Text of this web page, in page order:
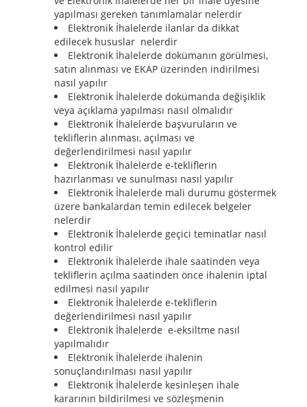
yapılması gereken tanımlamalar nelerdir
Elektronik İhalelerde ilanlar da dikkat
edilecek hususlar nelerdir
Elektronik İhalelerde dokümanın görülmesi,
satın alınması ve EKAP üzerinden indirilmesi
nasıl yapılır
Elektronik İhalelerde dokümanda değişiklik
veya açıklama yapılması nasıl olmalıdır
Elektronik İhalelerde başvuruların ve
tekliflerin alınması, açılması ve
değerlendirilmesi nasıl yapılır
Elektronik İhalelerde e-tekliflerin
hazırlanması ve sunulması nasıl yapılır
Elektronik İhalelerde mali durumu göstermek
üzere bankalardan temin edilecek belgeler
nelerdir
Elektronik İhalelerde geçici teminatlar nasıl
kontrol edilir
Elektronik İhalelerde ihale saatinden veya
tekliflerin açılma saatinden önce ihalenin iptal
edilmesi nasıl yapılır
Elektronik İhalelerde e-tekliflerin
değerlendirilmesi nasıl yapılır
Elektronik İhalelerde e-eksiltme nasıl
yapılmalıdır
Elektronik İhalelerde ihalenin
sonuçlandırılması nasıl yapılır
Elektronik İhalelerde kesinleşen ihale
kararının bildirilmesi ve sözleşmenin